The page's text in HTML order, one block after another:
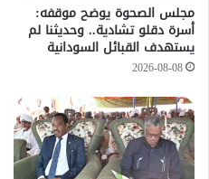
مجلس الصحوة يوضح موقفه:
أسرة دقلو تشادية.. وحديثنا لم
يستهدف القبائل السودانية
2026-08-08